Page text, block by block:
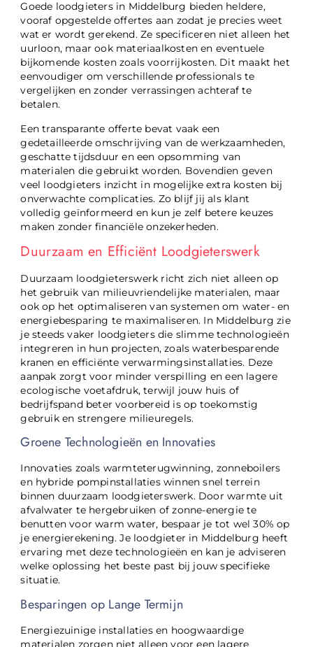
Goede loodgieters in Middelburg bieden heldere,
vooraf opgestelde offertes aan zodat je precies weet
wat er wordt gerekend. Ze specificeren niet alleen het
uurloon, maar ook materiaalkosten en eventuele
bijkomende kosten zoals voorrijkosten. Dit maakt het
eenvoudiger om verschillende professionals te
vergelijken en zonder verrassingen achteraf te
betalen.
Een transparante offerte bevat vaak een
gedetailleerde omschrijving van de werkzaamheden,
geschatte tijdsduur en een opsomming van
materialen die gebruikt worden. Bovendien geven
veel loodgieters inzicht in mogelijke extra kosten bij
onverwachte complicaties. Zo blijf jij als klant
volledig geïnformeerd en kun je zelf betere keuzes
maken zonder financiële onzekerheden.
Duurzaam en Efficiënt Loodgieterswerk
Duurzaam loodgieterswerk richt zich niet alleen op
het gebruik van milieuvriendelijke materialen, maar
ook op het optimaliseren van systemen om water- en
energiebesparing te maximaliseren. In Middelburg zie
je steeds vaker loodgieters die slimme technologieën
integreren in hun projecten, zoals waterbesparende
kranen en efficiënte verwarmingsinstallaties. Deze
aanpak zorgt voor minder verspilling en een lagere
ecologische voetafdruk, terwijl jouw huis of
bedrijfspand beter voorbereid is op toekomstig
gebruik en strengere milieuregels.
Groene Technologieën en Innovaties
Innovaties zoals warmteterugwinning, zonneboilers
en hybride pompinstallaties winnen snel terrein
binnen duurzaam loodgieterswerk. Door warmte uit
afvalwater te hergebruiken of zonne-energie te
benutten voor warm water, bespaar je tot wel 30% op
je energierekening. Je loodgieter in Middelburg heeft
ervaring met deze technologieën en kan je adviseren
welke oplossing het beste past bij jouw specifieke
situatie.
Besparingen op Lange Termijn
Energiezuinige installaties en hoogwaardige
materialen zorgen niet alleen voor een lagere